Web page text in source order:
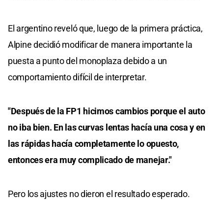
El argentino reveló que, luego de la primera práctica,
Alpine decidió modificar de manera importante la
puesta a punto del monoplaza debido a un
comportamiento difícil de interpretar.
"Después de la FP1 hicimos cambios porque el auto
no iba bien. En las curvas lentas hacía una cosa y en
las rápidas hacía completamente lo opuesto,
entonces era muy complicado de manejar."
Pero los ajustes no dieron el resultado esperado.